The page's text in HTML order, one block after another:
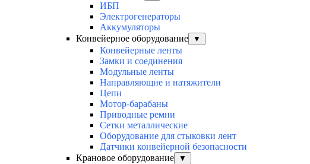
ИБП
Электрогенераторы
Аккумуляторы
Конвейерное оборудование
▼
Конвейерные ленты
Замки и соединения
Модульные ленты
Направляющие и натяжители
Цепи
Мотор-барабаны
Приводные ремни
Сетки металлические
Оборудование для стыковки лент
Датчики конвейерной безопасности
Крановое оборудование
▼